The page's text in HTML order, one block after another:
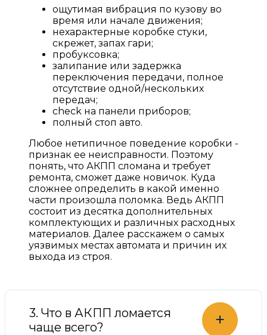
ощутимая вибрация по кузову во
время или начале движения;
нехарактерные коробке стуки,
скрежет, запах гари;
пробуксовка;
залипание или задержка
переключения передачи, полное
отсутствие одной/нескольких
передач;
check на панели приборов;
полный стоп авто.
Любое нетипичное поведение коробки -
признак ее неисправности. Поэтому
понять, что АКПП сломана и требует
ремонта, сможет даже новичок. Куда
сложнее определить в какой именно
части произошла поломка. Ведь АКПП
состоит из десятка дополнительных
комплектующих и различных расходных
материалов. Далее расскажем о самых
уязвимых местах автомата и причин их
выхода из строя.
3. Что в АКПП ломается
чаще всего?
+